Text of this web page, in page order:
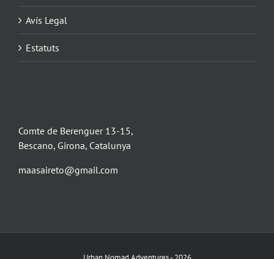
Avís Legal
Estatuts
Comte de Berenguer 13-15,
Bescano, Girona, Catalunya
maasaireto@gmail.com